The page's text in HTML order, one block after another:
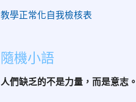
教學正常化自我檢核表
隨機小語
人們缺乏的不是力量，而是意志。